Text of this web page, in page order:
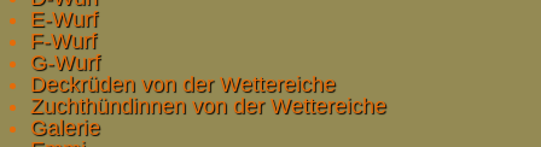
E-Wurf
F-Wurf
G-Wurf
Deckrüden von der Wettereiche
Zuchthündinnen von der Wettereiche
Galerie